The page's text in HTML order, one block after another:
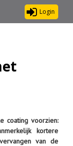
Login
coating voorzien:
kortere
van de